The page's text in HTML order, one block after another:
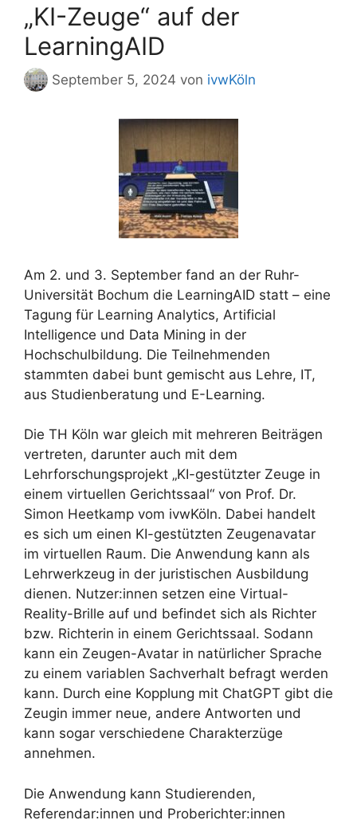
„KI-Zeuge“ auf der
LearningAID
September 5, 2024 von ivwKöln
Am 2. und 3. September fand an der Ruhr-
Universität Bochum die LearningAID statt – eine
Tagung für Learning Analytics, Artificial
Intelligence und Data Mining in der
Hochschulbildung. Die Teilnehmenden
stammten dabei bunt gemischt aus Lehre, IT,
aus Studienberatung und E-Learning.
Die TH Köln war gleich mit mehreren Beiträgen
vertreten, darunter auch mit dem
Lehrforschungsprojekt „KI-gestützter Zeuge in
einem virtuellen Gerichtssaal“ von Prof. Dr.
Simon Heetkamp vom ivwKöln. Dabei handelt
es sich um einen KI-gestützten Zeugenavatar
im virtuellen Raum. Die Anwendung kann als
Lehrwerkzeug in der juristischen Ausbildung
dienen. Nutzer:innen setzen eine Virtual-
Reality-Brille auf und befindet sich als Richter
bzw. Richterin in einem Gerichtssaal. Sodann
kann ein Zeugen-Avatar in natürlicher Sprache
zu einem variablen Sachverhalt befragt werden
kann. Durch eine Kopplung mit ChatGPT gibt die
Zeugin immer neue, andere Antworten und
kann sogar verschiedene Charakterzüge
annehmen.
Die Anwendung kann Studierenden,
Referendar:innen und Proberichter:innen